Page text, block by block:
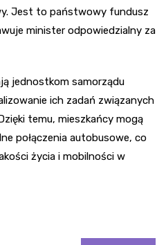
Jest to państwowy fundusz
minister odpowiedzialny za
jednostkom samorządu
ich zadań związanych
temu, mieszkańcy mogą
połączenia autobusowe, co
życia i mobilności w